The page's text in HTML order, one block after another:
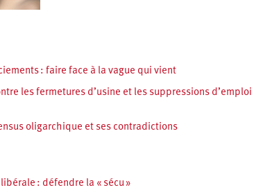
: faire face à la vague qui vient
les fermetures d’usine et les suppressions d’emploi
oligarchique et ses contradictions
: défendre la « sécu »